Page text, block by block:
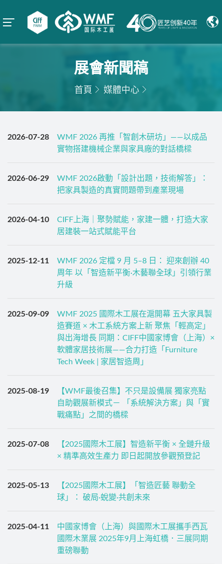
展會新聞稿
首頁 媒體中心
2026-07-28
WMF 2026 再推「智創木研坊」——以成品
實物搭建機械企業與家具廠的對話橋樑
2026-06-29
WMF 2026啟動「設計出題，技術解答」：
把家具製造的真實問題帶到產業現場
2026-04-10
CIFF上海｜聚勢賦能，家建一體，打造大家
居建裝一站式賦能平台
2025-12-11
WMF 2026 定檔 9 月 5–8 日： 迎來創辦 40
周年 以「智造新平衡·木藝聯全球」引領行業
升級
2025-09-09
WMF 2025 國際木工展在滬開幕 五大家具製
造賽道 × 木工系統方案上新 聚焦「輕高定」
與出海增長 同期：CIFF中國家博會（上海）×
軟體家居技術展——合力打造「Furniture
Tech Week | 家居智造周」
2025-08-19
【WMF最後召集】不只是設備展 獨家亮點
自助觀展新模式－ 「系統解決方案」與「實
戰痛點」之間的橋樑
2025-07-08
【2025國際木工展】智造新平衡 × 全鏈升級
× 精準高效生產力 即日起開放參觀預登記
2025-05-13
【2025國際木工展】「智造匠藝 聯動全
球」： 破局·蛻變·共創未來
2025-04-11
中國家博會（上海）與國際木工展攜手西瓦
國際木業展 2025年9月上海虹橋．三展同期
重磅聯動